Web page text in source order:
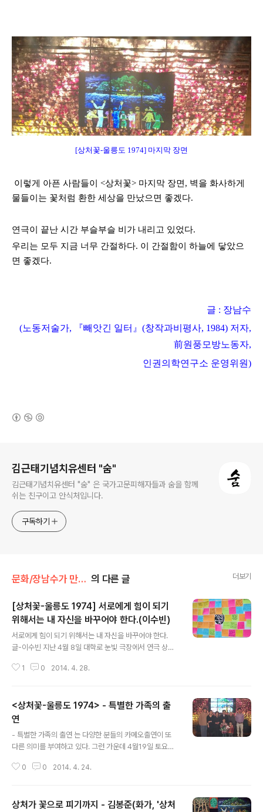
[상처꽃-울릉도 1974] 마지막 장면
이렇게 아픈 사람들이 <상처꽃> 마지막 장면, 벽을 화사하게
물들이는 꽃처럼 환한 세상을 만났으면 좋겠다.
연극이 끝난 시간 부슬부슬 비가 내리고 있었다.
우리는 모두 지금 너무 간절하다. 이 간절함이 하늘에 닿았으
면 좋겠다.
글 : 장남수
(노동저술가, 『빼앗긴 일터』(창작과비평사, 1984) 저자,
前원풍모방노동자,
인권의학연구소 운영위원)
김근태기념치유센터 "숨"
김근태기념치유센터 "숨" 은 국가고문피해자들과 숨을 함께
쉬는 친구이고 안식처입니다.
구독하기
문화/장남수가 만난 사람들 의 다른 글 더보기
[상처꽃-울릉도 1974] 서로에게 힘이 되기
위해서는 내 자신을 바꾸어야 한다.(이수빈)
서로에게 힘이 되기 위해서는 내 자신을 바꾸어야 한다.
글-이수빈 지난 4월 8일 대학로 눈빛 극장에서 연극 상처
배경에 대해 들었다. 1974년에 국가에 의해 조작된 울릉도
울릉도 1974] 1974년 박정희 긴급조치(유신) 1974년이
면 내가 어린아이였을 때다. 1970년대, 한국사회에 대한
내 생각은 크게 두 가지로 나뉘었다. 하나는 성인이 되어서
습득한 지식으로, 책이나 지면 영상 등을 통한 것이다. 이것
은 암울하고 폭력적이며 상식이 말살된 야만의 시대였다는
것. 두 번째는 부모님의 젊은 시절 이야기와 가족 앨범, 그
1 0 2014. 4. 28.
<상처꽃-울릉도 1974> - 특별한 가족의 출
연
- 특별한 가족의 출연 는 다양한 분들의 카메오출연이 또
다른 의미를 부여하고 있다. 그런 가운데 4월19일 토요일
빛나는 을 쓴 노동운동가 유동우선생이 주심판사로, 그의
몇 달 전 EBS 이라는 프로그램에 출연하여 화제를 낳은 바
0 0 2014. 4. 24.
상처가 꽃으로 피기까지 - 김봉준(화가, '상처